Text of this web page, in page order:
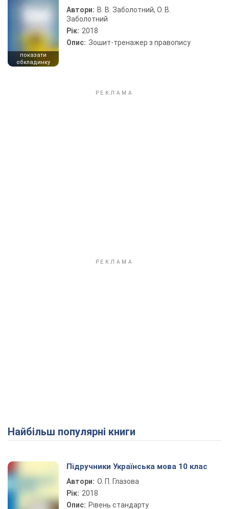
показати
обкладинку
Автори: В. В. Заболотний, О. В.
Заболотний
Рік: 2018
Опис: Зошит-тренажер з правопису
Найбільш популярні книги
Підручники Українська мова 10 клас
Автори: О. П. Глазова
Рік: 2018
Опис: Рівень стандарту